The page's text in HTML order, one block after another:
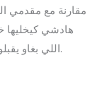
مقارنة مع مقدمي
اللي بغاو يقبلوا المدفوعات بلا ما يدخلوا في إجراءات معقدة.